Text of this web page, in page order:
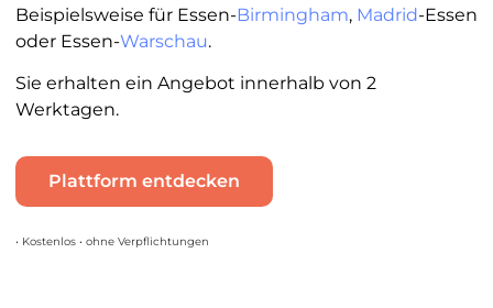
Beispielsweise für Essen-Birmingham, Madrid-Essen
oder Essen-Warschau.
Sie erhalten ein Angebot innerhalb von 2
Werktagen.
Plattform entdecken
• Kostenlos • ohne Verpflichtungen